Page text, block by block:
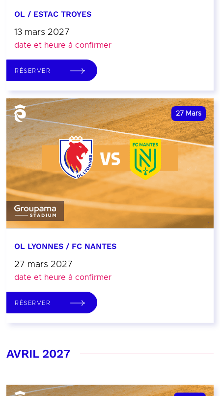
OL / ESTAC TROYES
13 mars 2027
date et heure à confirmer
RÉSERVER
27 Mars
OL LYONNES / FC NANTES
27 mars 2027
date et heure à confirmer
RÉSERVER
AVRIL 2027